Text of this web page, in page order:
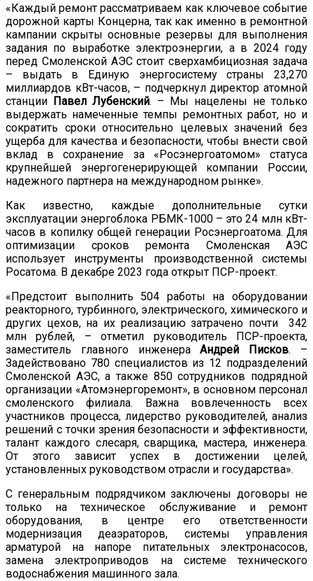
«Каждый ремонт рассматриваем как ключевое событие
дорожной карты Концерна, так как именно в ремонтной
кампании скрыты основные резервы для выполнения
задания по выработке электроэнергии, а в 2024 году
перед Смоленской АЭС стоит сверхамбициозная задача
– выдать в Единую энергосистему страны 23,270
миллиардов кВт-часов, – подчеркнул директор атомной
станции Павел Лубенский. – Мы нацелены не только
выдержать намеченные темпы ремонтных работ, но и
сократить сроки относительно целевых значений без
ущерба для качества и безопасности, чтобы внести свой
вклад в сохранение за «Росэнергоатомом» статуса
крупнейшей энергогенерирующей компании России,
надежного партнера на международном рынке».
Как известно, каждые дополнительные сутки
эксплуатации энергоблока РБМК-1000 – это 24 млн кВт-
часов в копилку общей генерации Росэнергоатома. Для
оптимизации сроков ремонта Смоленская АЭС
использует инструменты производственной системы
Росатома. В декабре 2023 года открыт ПСР-проект.
«Предстоит выполнить 504 работы на оборудовании
реакторного, турбинного, электрического, химического и
других цехов, на их реализацию затрачено почти 342
млн рублей, – отметил руководитель ПСР-проекта,
заместитель главного инженераАндрей Писков. –
Задействовано 780 специалистов из 12 подразделений
Смоленской АЭС, а также 850 сотрудников подрядной
организации «Атомэнергоремонт», в основном персонал
смоленского филиала. Важна вовлеченность всех
участников процесса, лидерство руководителей, анализ
решений с точки зрения безопасности и эффективности,
талант каждого слесаря, сварщика, мастера, инженера.
От этого зависит успех в достижении целей,
установленных руководством отрасли и государства».
С генеральным подрядчиком заключены договоры не
только на техническое обслуживание и ремонт
оборудования, в центре его ответственности
модернизация деаэраторов, системы управления
арматурой на напоре питательных электронасосов,
замена электроприводов на системе технического
водоснабжения машинного зала.